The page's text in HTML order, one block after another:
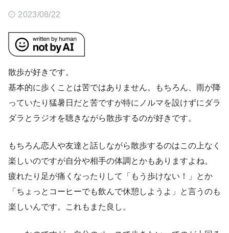
2023/08/22
散歩が好きです。
基本的に歩くことは苦ではありません。もちろん、雨が降
っていたり猛暑日だと苦ですが特にノルマを設けずにダラ
ダラとラジオを聴きながら散歩するのが好きです。
もちろん恋人や友達と話しながら散歩するのはこの上なく
楽しいのですが自分や相手の体調とかもありますよね。
疲れたり足が痛くなったりして「もう歩けない！」とか
「ちょっとコーヒーでも飲んで休憩しようよ」と言うのも
楽しいんです。これもまた良し。